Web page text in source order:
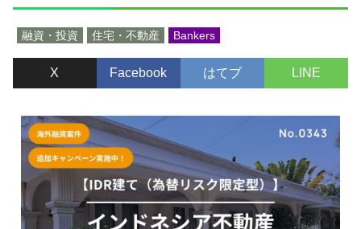
融資・投資 住宅・不動産 Bankers
X Facebook はてブ LINE